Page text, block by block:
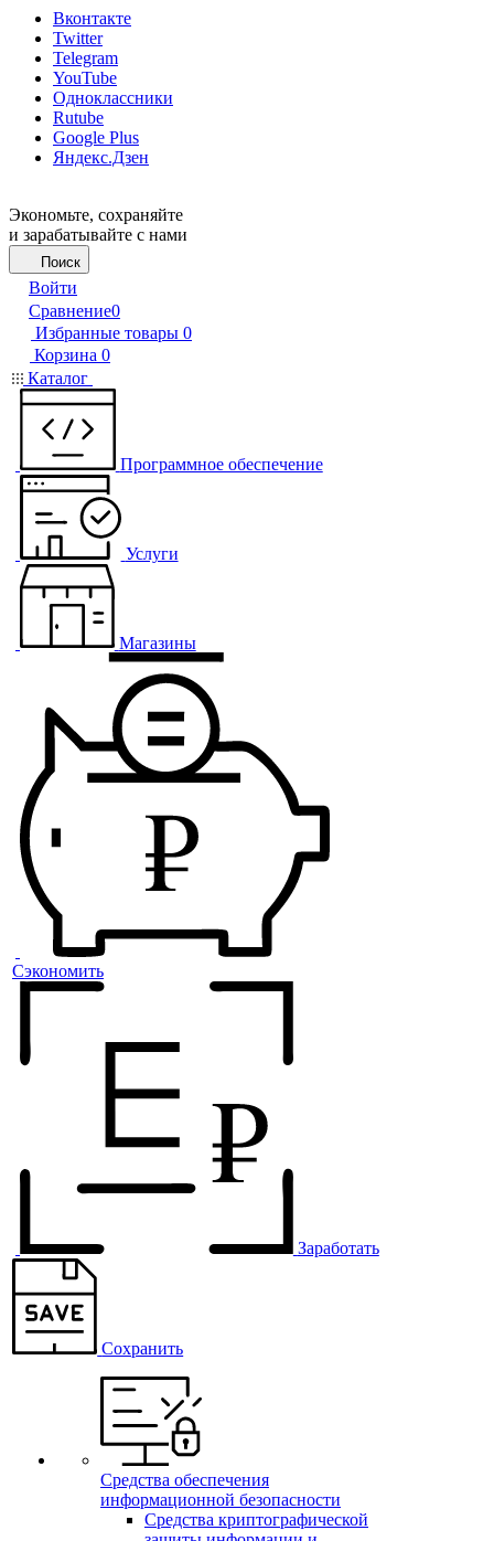
Вконтакте
Twitter
Telegram
YouTube
Одноклассники
Rutube
Google Plus
Яндекс.Дзен
Экономьте, сохраняйте
и зарабатывайте с нами
Поиск
Войти
Сравнение0
Избранные товары 0
Корзина 0
Каталог
Программное обеспечение
Услуги
Магазины
Сэкономить
Заработать
Сохранить
Средства обеспечения
информационной безопасности
Средства криптографической